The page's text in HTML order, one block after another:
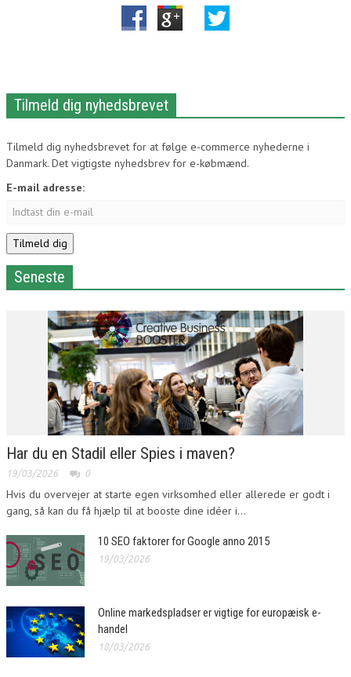
Tilmeld dig nyhedsbrevet
Tilmeld dig nyhedsbrevet for at følge e-commerce nyhederne i
Danmark. Det vigtigste nyhedsbrev for e-købmænd.
E-mail adresse:
Seneste
Har du en Stadil eller Spies i maven?
19/03/2026 0
Hvis du overvejer at starte egen virksomhed eller allerede er godt i
gang, så kan du få hjælp til at booste dine idéer i...
10 SEO faktorer for Google anno 2015
19/03/2026
Online markedspladser er vigtige for europæisk e-
handel
18/03/2026